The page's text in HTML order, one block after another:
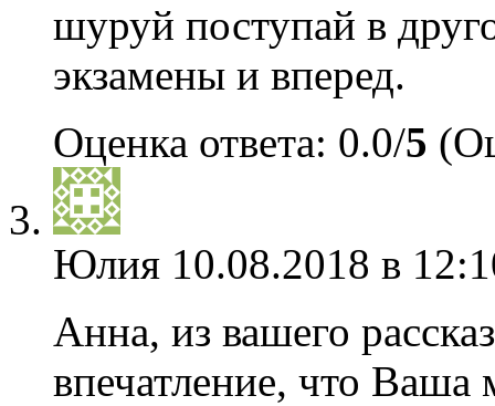
шуруй поступай в
экзамены и вперед.
Оценка ответа: 0.0/5
Юлия 10.08.2018 в
Анна, из вашего
впечатление, что